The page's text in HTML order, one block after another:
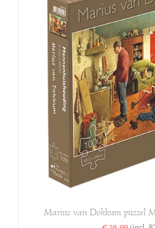
Marius van Dokkum puzzel